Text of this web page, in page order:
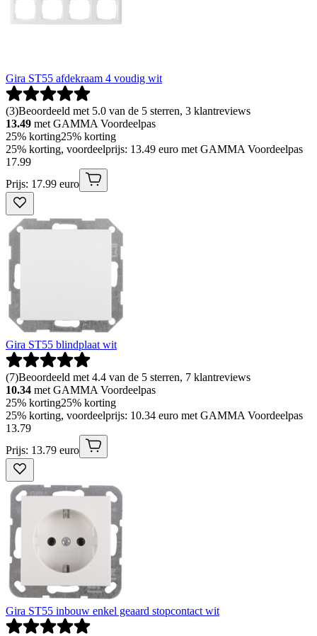
Gira ST55 afdekraam 4 voudig wit
(3)Beoordeeld met 5.0 van de 5 sterren, 3 klantreviews
13.49 met GAMMA Voordeelpas
25% korting25% korting
25% korting, voordeelprijs: 13.49 euro met GAMMA Voordeelpas
17.99
Prijs: 17.99 euro
Gira ST55 blindplaat wit
(7)Beoordeeld met 4.4 van de 5 sterren, 7 klantreviews
10.34 met GAMMA Voordeelpas
25% korting25% korting
25% korting, voordeelprijs: 10.34 euro met GAMMA Voordeelpas
13.79
Prijs: 13.79 euro
Gira ST55 inbouw enkel geaard stopcontact wit